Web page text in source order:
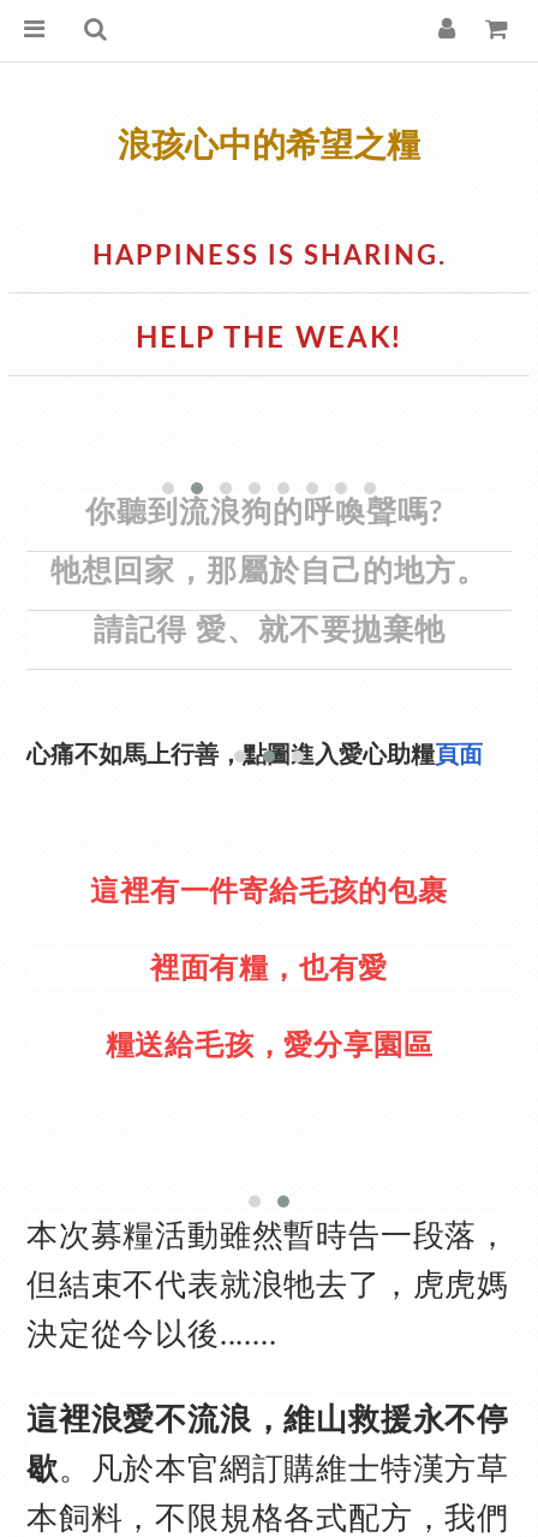
浪孩心中的希望之糧
HAPPINESS IS SHARING.
HELP THE WEAK!
你聽到流浪狗的呼喚聲嗎?
牠想回家，那屬於自己的地方。
請記得 愛、就不要拋棄牠
心痛不如馬上行善，點圖進入愛心助糧 頁面
這裡有一件寄給毛孩的包裹
裡面有糧，也有愛
糧送給毛孩，愛分享園區
本次募糧活動雖然暫時告一段落，
但結束不代表就浪牠去了，虎虎媽
決定從今以後.......
這裡浪愛不流浪，維山救援永不停
歇。凡於本官網訂購維士特漢方草
本飼料，不限規格各式配方，我們